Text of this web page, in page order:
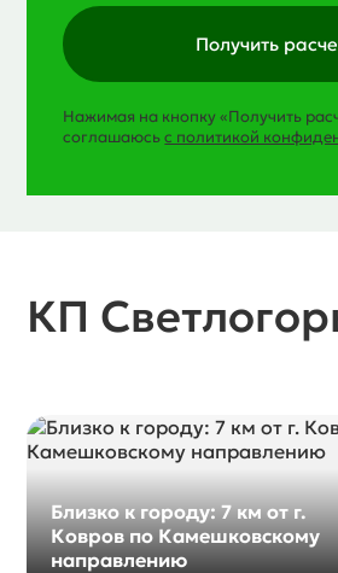
Получить
Нажимая на кнопку «Получить
соглашаюсьс политикой
КП
Близко к городу: 7 км от г.
Ковров по Камешковскому
направлению